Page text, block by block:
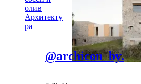
олив
Архитекту
ра
@archicon_by.